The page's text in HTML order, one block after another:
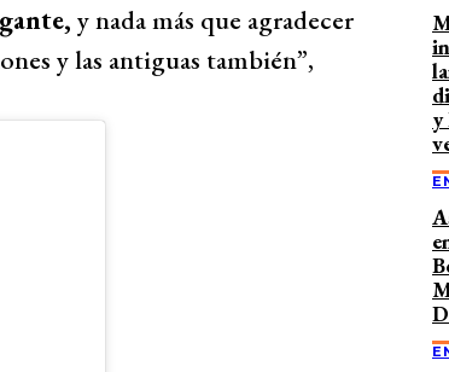
y nada más que agradecer
y las antiguas también”,
y